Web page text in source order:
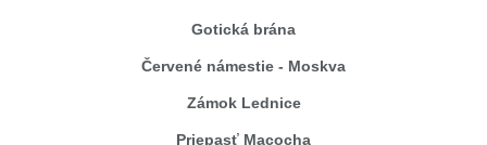
Gotická brána
Červené námestie - Moskva
Zámok Lednice
Priepasť Macocha